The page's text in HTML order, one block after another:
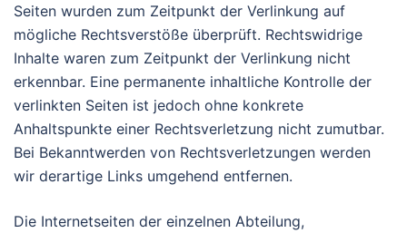
Seiten wurden zum Zeitpunkt der Verlinkung auf
mögliche Rechtsverstöße überprüft. Rechtswidrige
Inhalte waren zum Zeitpunkt der Verlinkung nicht
erkennbar. Eine permanente inhaltliche Kontrolle der
verlinkten Seiten ist jedoch ohne konkrete
Anhaltspunkte einer Rechtsverletzung nicht zumutbar.
Bei Bekanntwerden von Rechtsverletzungen werden
wir derartige Links umgehend entfernen.
Die Internetseiten der einzelnen Abteilung,